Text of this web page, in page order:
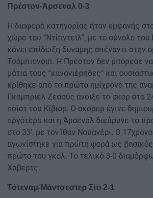
Πρέστον-Άρσεναλ 0-3
Η διαφορά κατηγορίας ήταν εμφανής
χώρο του “Ντίπντεϊλ”, με το σύνολο
κάνει επίδειξη δύναμης απέναντι στην
Τσάμπιονσιπ. Η Πρέστον δεν μπόρεσε να
μάτια τους “κανονιέρηδες” και
κρίθηκε από το πρώτο ημίχρονο της
Γκαμπριέλ Ζεσούς άνοιξε το σκορ στο
ασίστ του Κίβιορ. Ο σκόρερ έγινε
αργότερα και η Άρσεναλ διεύρυνε το
στο 33′, με τον Ίθαν Νουανέρι. Ο
αγωνίστηκε για πρώτη φορά ως
πρώτο του γκολ. Το τελικό 3-0
Χάβερτς.
Τότεναμ-Μάντσεστερ Σίτι 2-1